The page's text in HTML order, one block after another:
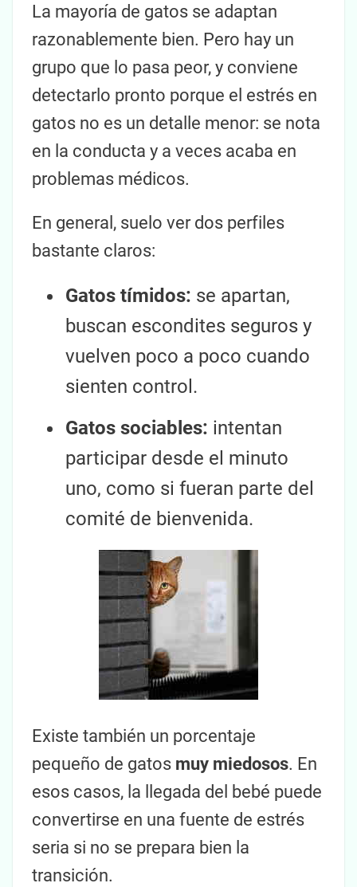
La mayoría de gatos se adaptan
razonablemente bien. Pero hay un
grupo que lo pasa peor, y conviene
detectarlo pronto porque el estrés en
gatos no es un detalle menor: se nota
en la conducta y a veces acaba en
problemas médicos.
En general, suelo ver dos perfiles
bastante claros:
Gatos tímidos: se apartan,
buscan escondites seguros y
vuelven poco a poco cuando
sienten control.
Gatos sociables: intentan
participar desde el minuto
uno, como si fueran parte del
comité de bienvenida.
Existe también un porcentaje
pequeño de gatos muy miedosos. En
esos casos, la llegada del bebé puede
convertirse en una fuente de estrés
seria si no se prepara bien la
transición.